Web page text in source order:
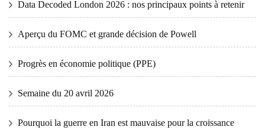
Data Decoded London 2026 : nos principaux points à retenir
Aperçu du FOMC et grande décision de Powell
Progrès en économie politique (PPE)
Semaine du 20 avril 2026
Pourquoi la guerre en Iran est mauvaise pour la croissance